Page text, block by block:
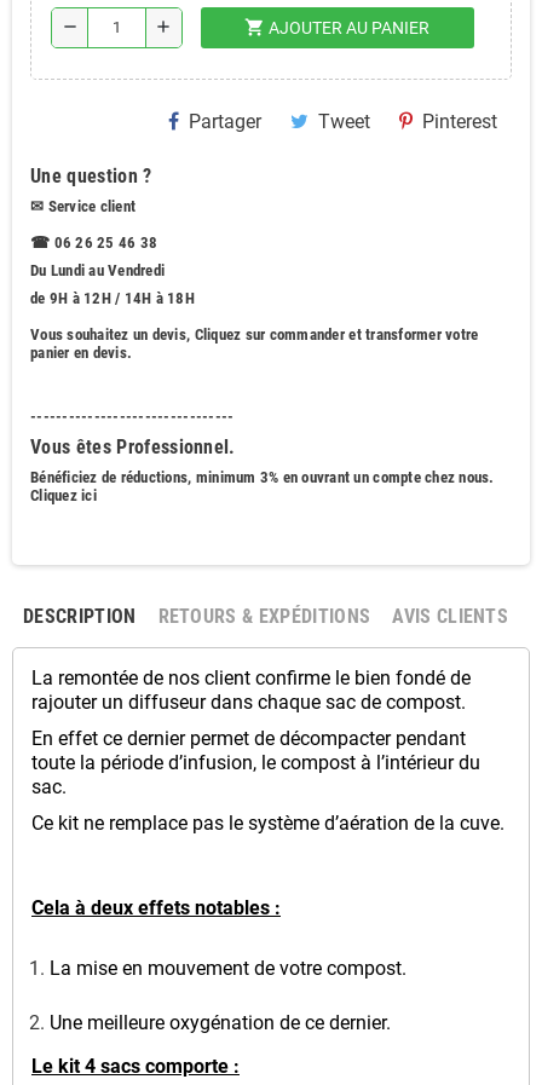
remove add shopping_cart AJOUTER AU PANIER
Partager Tweet Pinterest
Une question ?
✉ Service client
☎ 06 26 25 46 38
Du Lundi au Vendredi
de 9H à 12H / 14H à 18H
Vous souhaitez un devis, Cliquez sur commander et transformer votre
panier en devis.
--------------------------------
Vous êtes Professionnel.
Bénéficiez de réductions, minimum 3% en ouvrant un compte chez nous.
Cliquez ici
DESCRIPTION RETOURS & EXPÉDITIONS AVIS CLIENTS
La remontée de nos client confirme le bien fondé de
rajouter un diffuseur dans chaque sac de compost.
En effet ce dernier permet de décompacter pendant
toute la période d’infusion, le compost à l’intérieur du
sac.
Ce kit ne remplace pas le système d’aération de la cuve.
Cela à deux effets notables :
La mise en mouvement de votre compost.
Une meilleure oxygénation de ce dernier.
Le kit 4 sacs comporte :